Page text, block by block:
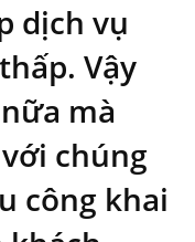
dịch vụ
Vậy
mà
chúng
công khai